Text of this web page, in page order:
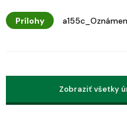
Prílohy
Zobraziť všetky